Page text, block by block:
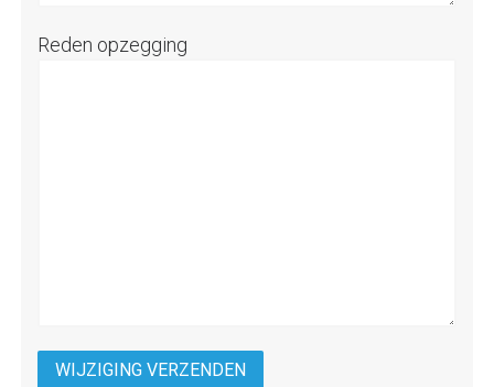
Reden opzegging